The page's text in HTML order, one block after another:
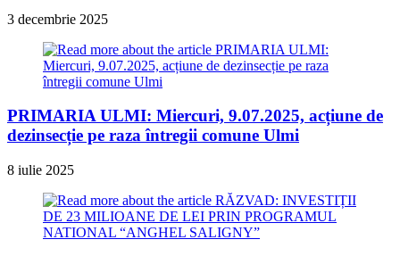
3 decembrie 2025
PRIMARIA ULMI: Miercuri, 9.07.2025, acțiune de
dezinsecție pe raza întregii comune Ulmi
8 iulie 2025